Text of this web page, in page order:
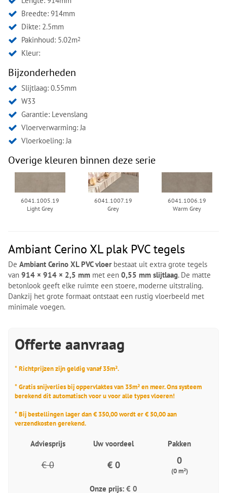
Breedte: 914mm
Dikte: 2.5mm
Pakinhoud: 5.02m2
Kleur:
Bijzonderheden
Slijtlaag: 0.55mm
W33
Garantie: Levenslang
Vloerverwarming: Ja
Vloerkoeling: Ja
Overige kleuren binnen deze serie
6041.1005.19
Light Grey
6041.1007.19
Grey
6041.1006.19
Warm Grey
Ambiant Cerino XL plak PVC tegels
De Ambiant Cerino XL PVC vloerbestaat uit extra grote tegels
van 914 × 914 × 2,5 mm met een 0,55 mm slijtlaag. De matte
betonlook geeft elke ruimte een stoere, moderne uitstraling.
Dankzij het grote formaat ontstaat een rustig vloerbeeld met
minimale voegen.
Offerte aanvraag
* Richtprijzen zijn geldig vanaf 35m².
* Gratis snijverlies bij oppervlaktes van 35m² en meer. Ons systeem
berekend dit automatisch voor u voor alle types vloeren!
* Bij bestellingen lager dan € 350,00 wordt er € 50,00 aan
verzendkosten gerekend.
Adviesprijs Uw voordeel Pakken
€ 0 € 0 0
(0 m²)
Onze prijs: € 0